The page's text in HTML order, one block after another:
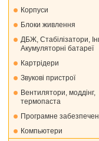
Корпуси
Блоки живлення
ДБЖ, Стабілізатори,
Акумуляторні батареї
Картрідери
Звукові пристрої
Вентилятори, моддінг,
термопаста
Програмне
Компьютери